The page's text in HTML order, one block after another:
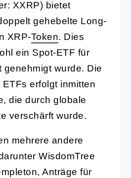
XXRP) bietet
gehebelte Long-
XRP-Token. Dies
ein Spot-ETF für
genehmigt wurde. Die
erfolgt inmitten
die durch globale
verschärft wurde.
mehrere andere
WisdomTree
Anträge für